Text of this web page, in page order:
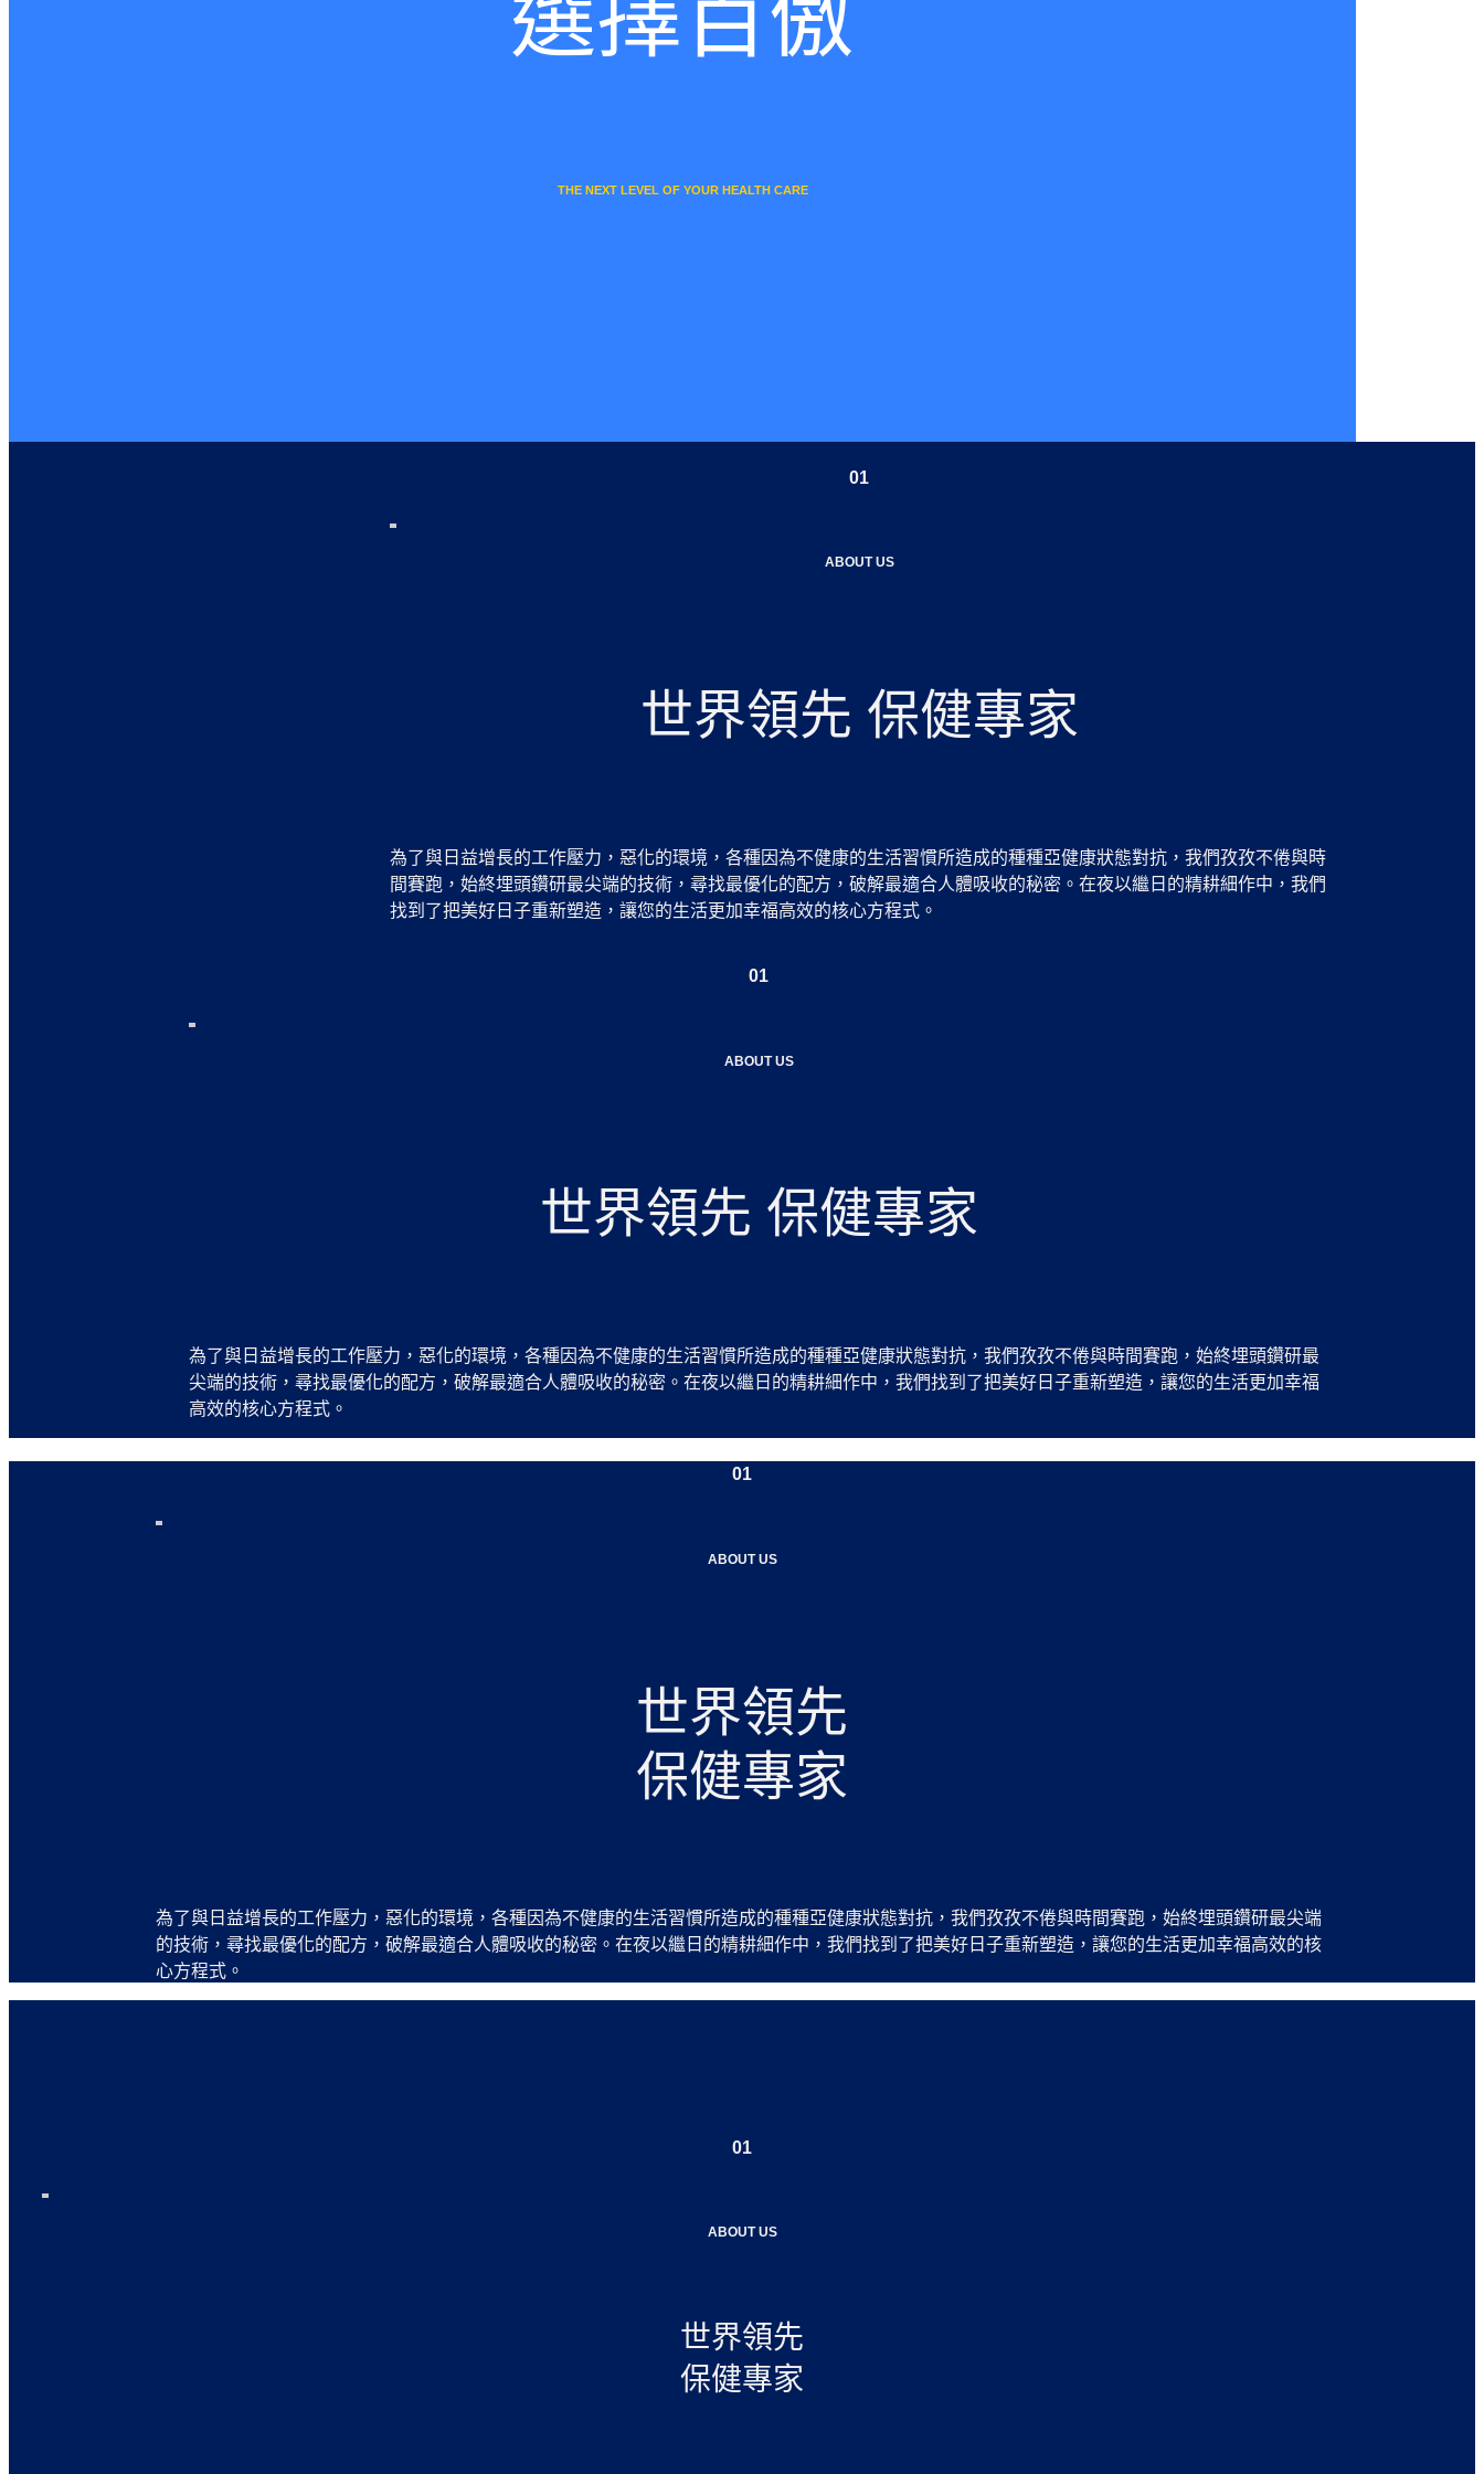
選擇百傲
THE NEXT LEVEL OF YOUR HEALTH CARE
01
ABOUT US
世界領先 保健專家
為了與日益增長的工作壓力，惡化的環境，各種因為不健康的生活習慣所造成的種種亞健康狀態對抗，我們孜孜不倦與時
間賽跑，始終埋頭鑽研最尖端的技術，尋找最優化的配方，破解最適合人體吸收的秘密。在夜以繼日的精耕細作中，我們
找到了把美好日子重新塑造，讓您的生活更加幸福高效的核心方程式。
01
ABOUT US
世界領先 保健專家
為了與日益增長的工作壓力，惡化的環境，各種因為不健康的生活習慣所造成的種種亞健康狀態對抗，我們孜孜不倦與時間賽跑，始終埋頭鑽研最
尖端的技術，尋找最優化的配方，破解最適合人體吸收的秘密。在夜以繼日的精耕細作中，我們找到了把美好日子重新塑造，讓您的生活更加幸福
高效的核心方程式。
01
ABOUT US
世界領先
保健專家
為了與日益增長的工作壓力，惡化的環境，各種因為不健康的生活習慣所造成的種種亞健康狀態對抗，我們孜孜不倦與時間賽跑，始終埋頭鑽研最尖端
的技術，尋找最優化的配方，破解最適合人體吸收的秘密。在夜以繼日的精耕細作中，我們找到了把美好日子重新塑造，讓您的生活更加幸福高效的核
心方程式。
01
ABOUT US
世界領先
保健專家